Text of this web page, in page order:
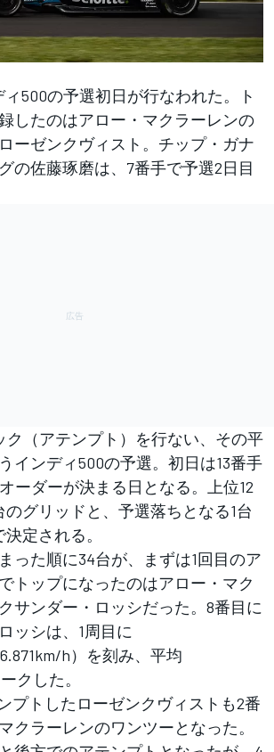
500の予選初日が行なわれた。ト
したのはアロー・マクラーレンの
ーゼンクヴィスト。チップ・ガナ
の佐藤琢磨は、7番手で予選2日目
（アテンプト）を行ない、その平
インディ500の予選。初日は13番手
ーダーが決まる日となる。上位12
グリッドと、予選落ちとなる1台
定される。
った順に34台が、まずは1回目のア
トップになったのはアロー・マク
サンダー・ロッシだった。8番目に
ッシは、1周目に
h）を刻み、平均
クした。
プトしたローゼンクヴィストも2番
クラーレンのワンツーとなった。